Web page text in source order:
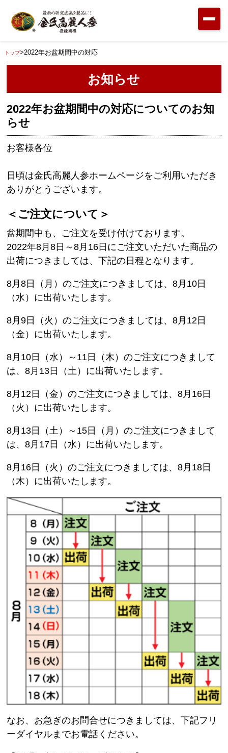
トップ>2022年お盆期間中の対応
お知らせ
2022年お盆期間中の対応についてのお知
らせ
お客様各位
日頃は金氏高麗人参ホームページをご利用いただき
ありがとうございます。
＜ご注文について＞
盆期間中も、ご注文を受け付けております。
2022年8月8日～8月16日にご注文いただいた商品の
出荷につきましては、下記の日程となります。
8月8日（月）のご注文につきましては、8月10日
（水）に出荷いたします。
8月9日（火）のご注文につきましては、8月12日
（金）に出荷いたします。
8月10日（水）～11日（木）のご注文につきまして
は、8月13日（土）に出荷いたします。
8月12日（金）のご注文につきましては、8月16日
（火）に出荷いたします。
8月13日（土）～15日（月）のご注文につきまして
は、8月17日（水）に出荷いたします。
8月16日（火）のご注文につきましては、8月18日
（木）に出荷いたします。
なお、お急ぎのお問合せにつきましては、下記フリ
ーダイヤルまでお電話ください。